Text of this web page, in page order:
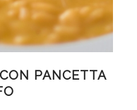
PANCETTA